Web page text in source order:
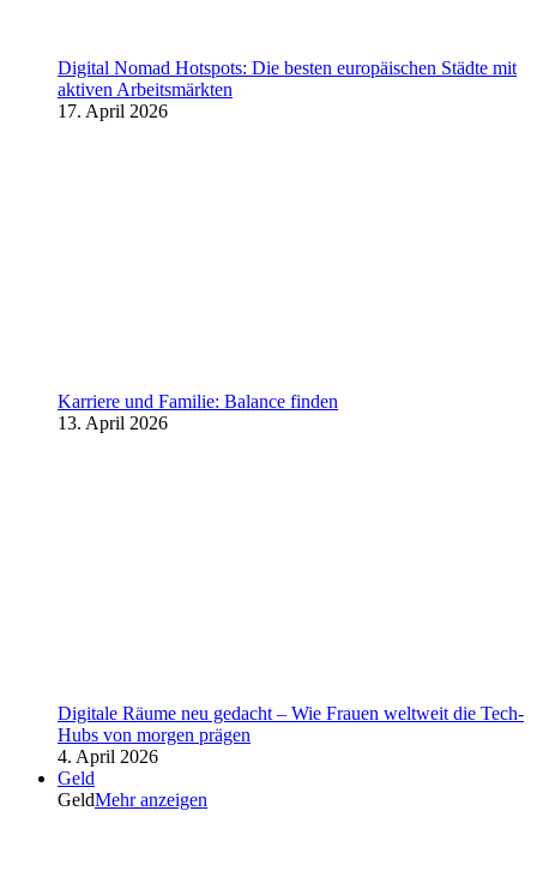
Digital Nomad Hotspots: Die besten europäischen Städte mit
aktiven Arbeitsmärkten
17. April 2026
Karriere und Familie: Balance finden
13. April 2026
Digitale Räume neu gedacht – Wie Frauen weltweit die Tech-
Hubs von morgen prägen
4. April 2026
Geld
GeldMehr anzeigen